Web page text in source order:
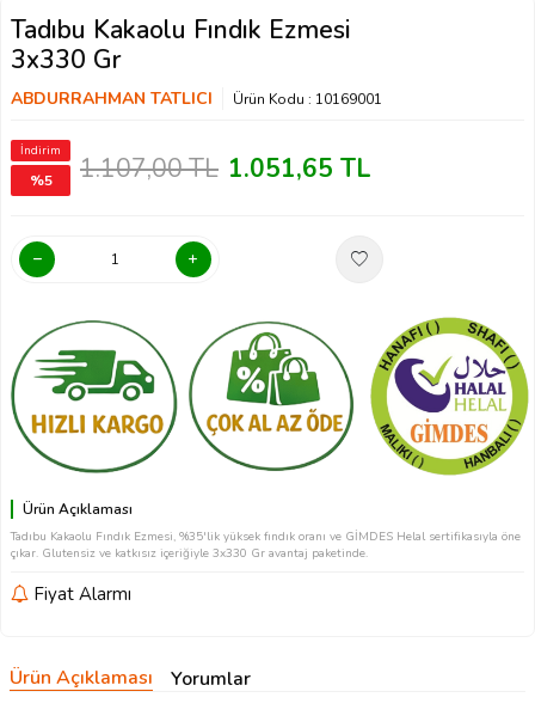
Tadıbu Kakaolu Fındık Ezmesi
3x330 Gr
ABDURRAHMAN TATLICI Ürün Kodu : 10169001
İndirim
%5 1.107,00TL 1.051,65 TL
Ürün Açıklaması
Tadıbu Kakaolu Fındık Ezmesi, %35'lik yüksek fındık oranı ve GİMDES Helal sertifikasıyla öne
çıkar. Glutensiz ve katkısız içeriğiyle 3x330 Gr avantaj paketinde.
Fiyat Alarmı
Ürün Açıklaması Yorumlar